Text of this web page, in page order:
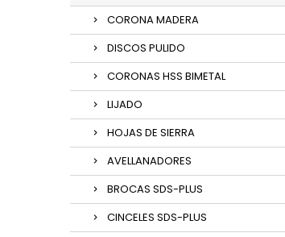
CORONA MADERA
DISCOS PULIDO
CORONAS HSS BIMETAL
LIJADO
HOJAS DE SIERRA
AVELLANADORES
BROCAS SDS-PLUS
CINCELES SDS-PLUS